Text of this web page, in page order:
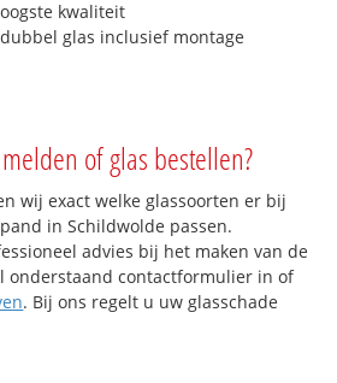
kwaliteit
glas inclusief montage
of glas bestellen?
wij exact welke glassoorten er bij
in Schildwolde passen.
advies bij het maken van de
onderstaand contactformulier in of
. Bij ons regelt u uw glasschade